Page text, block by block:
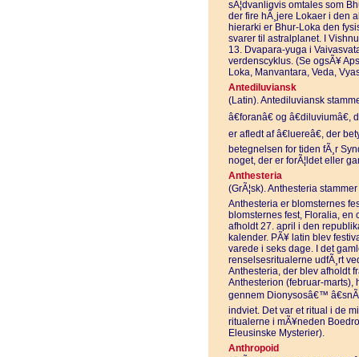
sÃ¦dvanligvis omtales som
der fire hÃ¸jere Lokaer i den
hierarki er Bhur-Loka den
svarer til astralplanet. I
13. Dvapara-yuga i
verdenscyklus. (Se ogsÃ¥
Loka, Manvantara, Veda,
Antediluviansk
(Latin). Antediluviansk
â€foranâ€ og
er afledt af â€luereâ€, der
betegnelsen for tiden fÃ¸r
noget, der er forÃ¦ldet eller
Anthesteria
(GrÃ¦sk). Anthesteria stammer
Anthesteria er blomsternes
blomsternes fest, Floralia, en
afholdt 27. april i den
kalender. PÃ¥ latin blev
varede i seks dage. I det
renselsesritualerne udfÃ¸rt
Anthesteria, der blev afholdt
Anthesterion (februar-marts),
gennem Dionysosâ€™
indviet. Det var et ritual i de
ritualerne i mÃ¥neden
Eleusinske Mysterier).
Anthropoid